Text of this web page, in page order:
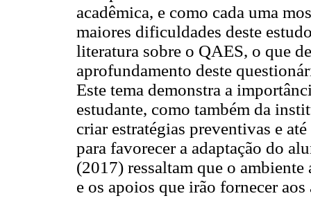
acadêmica, e como cada uma
maiores dificuldades deste
literatura sobre o QAES, o que
aprofundamento deste
Este tema demonstra a
estudante, como também da
criar estratégias preventivas e
para favorecer a adaptação do
(2017) ressaltam que o
e os apoios que irão fornecer